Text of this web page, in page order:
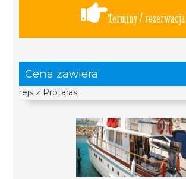
Terminy / rezerwacja
Cena zawiera
rejs z Protaras